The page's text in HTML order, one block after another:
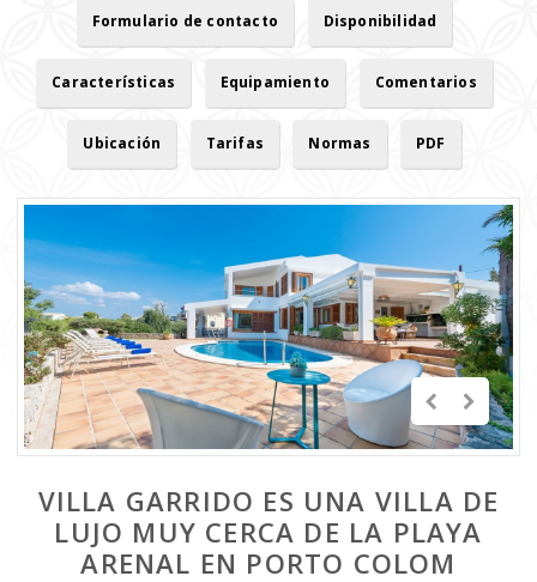
Formulario de contacto Disponibilidad
Características Equipamiento Comentarios
Ubicación Tarifas Normas PDF
VILLA GARRIDO ES UNA VILLA DE
LUJO MUY CERCA DE LA PLAYA
ARENAL EN PORTO COLOM